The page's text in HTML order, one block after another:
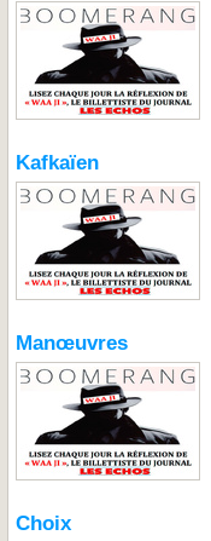
Kafkaïen
Manœuvres
Choix